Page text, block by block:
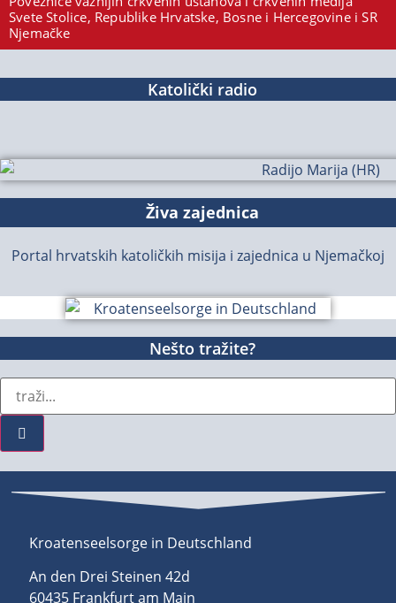
Svete Stolice, Republike Hrvatske, Bosne i Hercegovine i SR
Njemačke
Katolički radio
Živa zajednica
Portal hrvatskih katoličkih misija i zajednica u Njemačkoj
Nešto tražite?
Kroatenseelsorge in Deutschland
An den Drei Steinen 42d
60435 Frankfurt am Main